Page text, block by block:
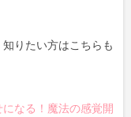
りたい方はこちらも
なる！魔法の感覚開